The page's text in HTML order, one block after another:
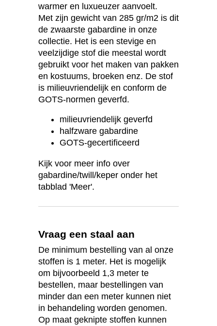
warmer en luxueuzer aanvoelt.
Met zijn gewicht van 285 gr/m2 is dit
de zwaarste gabardine in onze
collectie. Het is een stevige en
veelzijdige stof die meestal wordt
gebruikt voor het maken van pakken
en kostuums, broeken enz. De stof
is milieuvriendelijk en conform de
GOTS-normen geverfd.
milieuvriendelijk geverfd
halfzware gabardine
GOTS-gecertificeerd
Kijk voor meer info over
gabardine/twill/keper onder het
tabblad 'Meer'.
Vraag een staal aan
De minimum bestelling van al onze
stoffen is 1 meter. Het is mogelijk
om bijvoorbeeld 1,3 meter te
bestellen, maar bestellingen van
minder dan een meter kunnen niet
in behandeling worden genomen.
Op maat geknipte stoffen kunnen